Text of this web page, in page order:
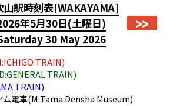
山駅時刻表[WAKAYAMA]
年5月30日(土曜日)
30 May 2026
>>
TRAIN)
TRAIN)
TRAIN)
ム電車(M:Tama Densha Museum)